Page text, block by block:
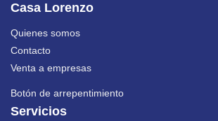
Casa Lorenzo
Quienes somos
Contacto
Venta a empresas
Botón de arrepentimiento
Servicios